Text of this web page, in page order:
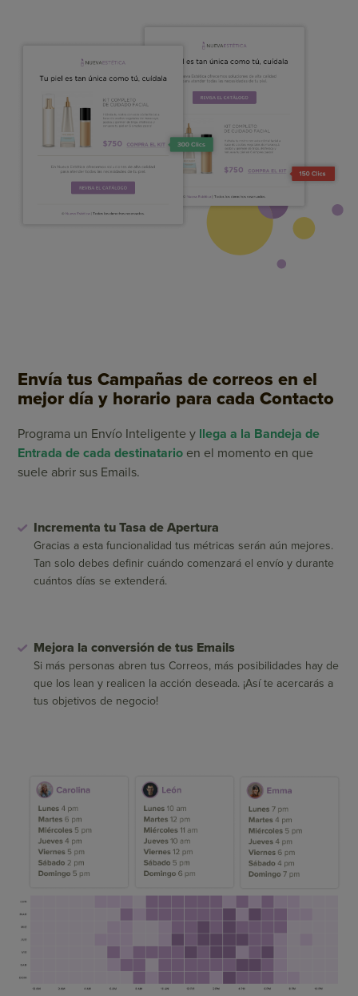
Envía tus Campañas de correos en el
mejor día y horario para cada Contacto
Programa un Envío Inteligente y llega a la Bandeja de
Entrada de cada destinatario en el momento en que
suele abrir sus Emails.
Incrementa tu Tasa de Apertura
Gracias a esta funcionalidad tus métricas serán aún mejores.
Tan solo debes definir cuándo comenzará el envío y durante
cuántos días se extenderá.
Mejora la conversión de tus Emails
Si más personas abren tus Correos, más posibilidades hay de
que los lean y realicen la acción deseada. ¡Así te acercarás a
tus objetivos de negocio!